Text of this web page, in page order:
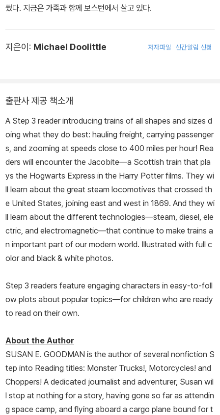
썼다. 지금은 가족과 함께 보스턴에서 살고 있다.
지은이: Michael Doolittle 저자파일 신간알림 신청
출판사 제공 책소개
A Step 3 reader introducing trains of all shapes and sizes d
oing what they do best: hauling freight, carrying passenger
s, and zooming at speeds close to 400 miles per hour! Rea
ders will encounter the Jacobite—a Scottish train that pla
ys the Hogwarts Express in the Harry Potter films. They wi
ll learn about the great steam locomotives that crossed th
e United States, joining east and west in 1869. And they wi
ll learn about the different technologies­­—steam, diesel, ele
ctric, and electromagnetic­­—that continue to make trains a
n important part of our modern world. Illustrated with full c
olor and black & white photos.
Step 3 readers feature engaging characters in easy-to-foll
ow plots about popular topics—for children who are ready
to read on their own.
About the Author
SUSAN E. GOODMAN is the author of several nonfiction S
tep into Reading titles: Monster Trucks!, Motorcycles! and
Choppers! A dedicated journalist and adventurer, Susan wil
l stop at nothing for a story, having gone so far as attendin
g space camp, and flying aboard a cargo plane bound for t